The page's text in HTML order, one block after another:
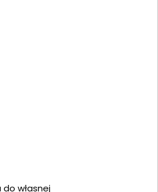
własnej